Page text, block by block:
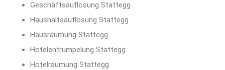
Geschäftsauflösung Stattegg
Haushaltsauflösung Stattegg
Hausräumung Stattegg
Hotelentrümpelung Stattegg
Hotelräumung Stattegg